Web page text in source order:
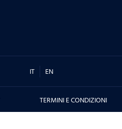
IT EN
TERMINI E CONDIZIONI